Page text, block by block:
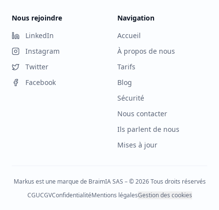
Nous rejoindre
LinkedIn
Instagram
Twitter
Facebook
Navigation
Accueil
À propos de nous
Tarifs
Blog
Sécurité
Nous contacter
Ils parlent de nous
Mises à jour
Markus est une marque de BraimIA SAS – © 2026 Tous droits réservés
CGUCGVConfidentialitéMentions légalesGestion des cookies